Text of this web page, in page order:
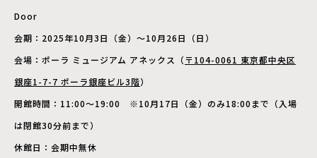
Door
会期：2025年10月3日（金）〜10月26日（日）
会場：ポーラ ミュージアム アネックス（ 〒104-0061 東京都中央区
銀座1-7-7 ポーラ銀座ビル3階）
開館時間：11:00〜19:00 ※10月17日（金）のみ18:00まで（入場
は閉館30分前まで）
休館日：会期中無休